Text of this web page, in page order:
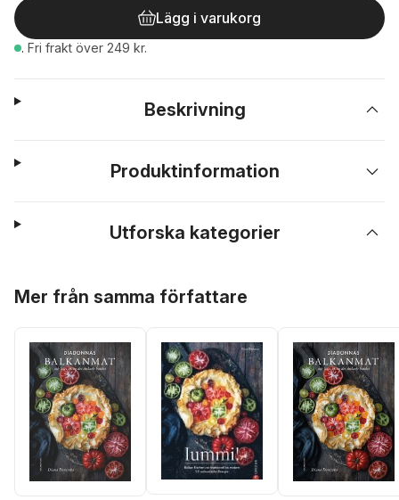
Lägg i varukorg
. Fri frakt över 249 kr.
Beskrivning
Produktinformation
Utforska kategorier
Mer från samma författare